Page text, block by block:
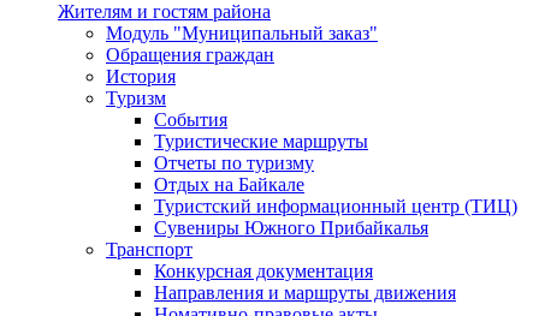
Жителям и гостям района
Модуль "Муниципальный заказ"
Обращения граждан
История
Туризм
События
Туристические маршруты
Отчеты по туризму
Отдых на Байкале
Туристский информационный центр (ТИЦ)
Сувениры Южного Прибайкалья
Транспорт
Конкурсная документация
Направления и маршруты движения